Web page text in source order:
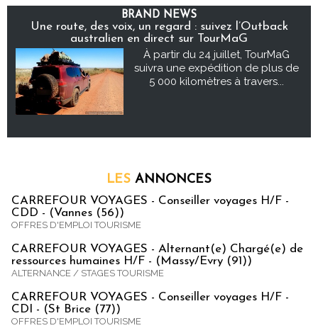
BRAND NEWS
Une route, des voix, un regard : suivez l’Outback
australien en direct sur TourMaG
À partir du 24 juillet, TourMaG
suivra une expédition de plus de
5 000 kilomètres à travers...
LES ANNONCES
CARREFOUR VOYAGES - Conseiller voyages H/F -
CDD - (Vannes (56))
OFFRES D'EMPLOI TOURISME
CARREFOUR VOYAGES - Alternant(e) Chargé(e) de
ressources humaines H/F - (Massy/Evry (91))
ALTERNANCE / STAGES TOURISME
CARREFOUR VOYAGES - Conseiller voyages H/F -
CDI - (St Brice (77))
OFFRES D'EMPLOI TOURISME